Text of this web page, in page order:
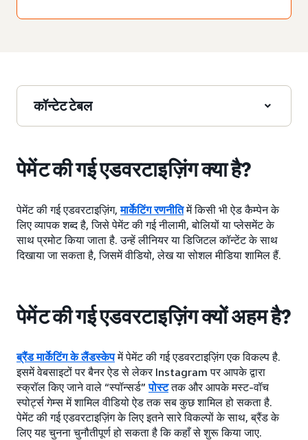
कॉन्टेट टेबल
पेमेंट की गई एडवरटाइज़िंग क्या है?
पेमेंट की गई एडवरटाइज़िंग,मार्केटिंग रणनीतिमें किसी भी ऐड कैम्पेन के
लिए व्यापक शब्द है, जिसे पेमेंट की गई नीलामी, बोलियों या प्लेसमेंट के
साथ प्रमोट किया जाता है. उन्हें लीनियर या डिजिटल कॉन्टेंट के साथ
दिखाया जा सकता है, जिसमें वीडियो, लेख या सोशल मीडिया शामिल हैं.
पेमेंट की गई एडवरटाइज़िंग क्यों अहम है?
ब्रैंड मार्केटिंग के लैंडस्केपमें पेमेंट की गई एडवरटाइज़िंग एक विकल्प है.
इसमें वेबसाइटों पर बैनर ऐड से लेकर Instagram पर आपके द्वारा
स्क्रॉल किए जाने वाले “स्पॉन्सर्ड”पोस्टतक और आपके मस्ट-वॉच
स्पोर्ट्स गेम्स में शामिल वीडियो ऐड तक सब कुछ शामिल हो सकता है.
पेमेंट की गई एडवरटाइज़िंग के लिए इतने सारे विकल्पों के साथ, ब्रैंड के
लिए यह चुनना चुनौतीपूर्ण हो सकता है कि कहाँ से शुरू किया जाए.